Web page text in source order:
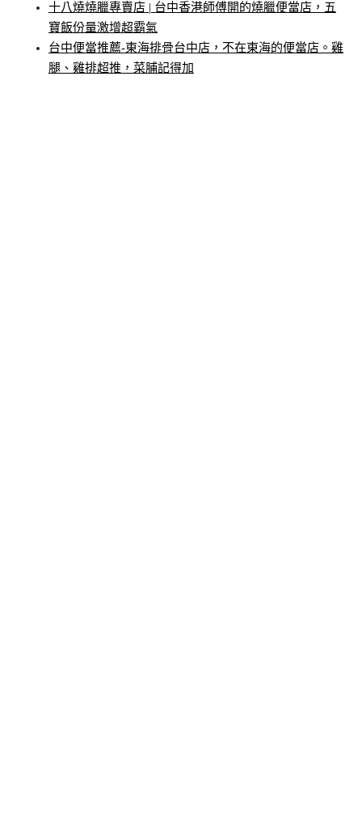
十八燒燒臘專賣店 | 台中香港師傅開的燒臘便當店，五
寶飯份量激增超霸氣
台中便當推薦-東海排骨台中店，不在東海的便當店。雞
腿、雞排超推，菜脯記得加